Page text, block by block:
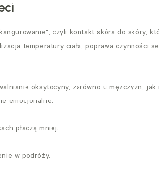
czyli kontakt skóra do skóry,
temperatury ciała, poprawa czynności
oksytocyny, zarówno u mężczyzn, jak
emocjonalne.
płaczą mniej.
w podróży.